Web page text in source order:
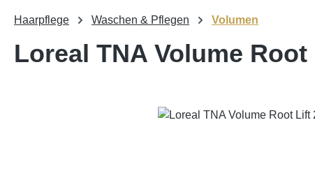
Haarpflege Waschen & Pflegen Volumen
Loreal TNA Volume